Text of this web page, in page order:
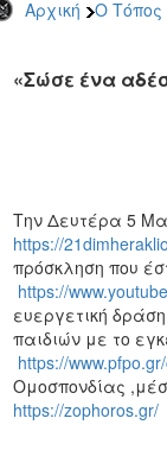
Αρχική Ο
«Σώσε ένα
Την Δευτέρα 5
https://
πρόσκληση που
https://
ευεργετική
παιδιών με το
https://
Ομοσπονδίας
https://zophoros.gr/